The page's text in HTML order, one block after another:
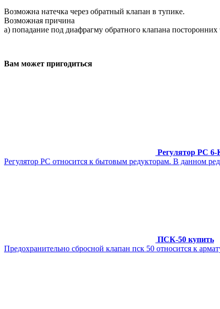
Возможна натечка через обратный клапан в тупике.
Возможная причина
а) попадание под диафрагму обратного клапана
Вам может пригодиться
Регулятор РС
Регулятор РС относится к бытовым редукторам. В данном
ПСК-50 купить
Предохранительно сбросной клапан пск 50 относится к